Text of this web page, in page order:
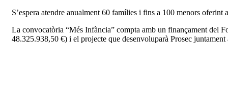
S’espera atendre anualment 60 famílies i fins a 100 menors
La convocatòria “Més Infància” compta amb un finançament del
48.325.938,50 €) i el projecte que desenvoluparà Prosec